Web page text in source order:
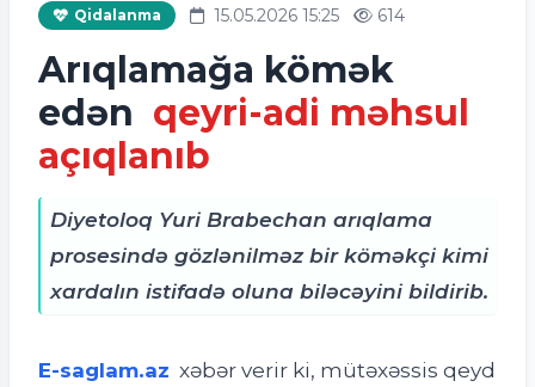
Qidalanma 15.05.2026 15:25 614
Arıqlamağa kömək
edən qeyri-adi məhsul
açıqlanıb
Diyetoloq Yuri Brabechan arıqlama
prosesində gözlənilməz bir köməkçi kimi
xardalın istifadə oluna biləcəyini bildirib.
E-saglam.az xəbər verir ki, mütəxəssis qeyd